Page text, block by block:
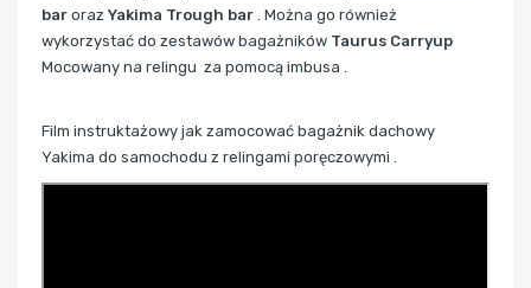
bar oraz Yakima Trough bar . Można go również
wykorzystać do zestawów bagażników Taurus Carryup
Mocowany na relingu za pomocą imbusa .
Film instruktażowy jak zamocować bagażnik dachowy
Yakima do samochodu z relingami poręczowymi .